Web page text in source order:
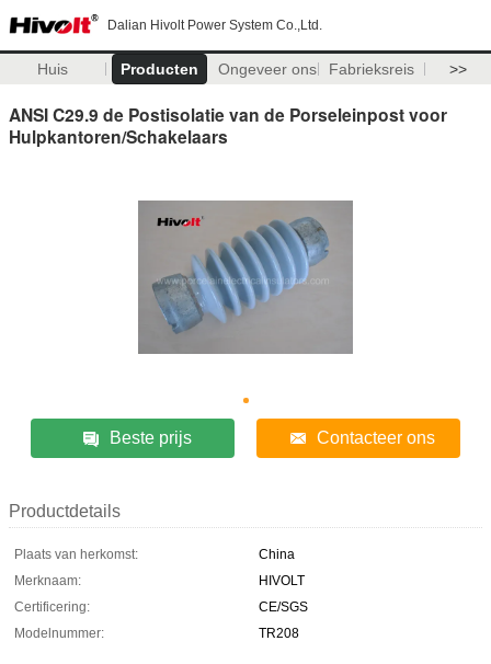
Dalian Hivolt Power System Co.,Ltd.
Huis Producten Ongeveer ons Fabrieksreis >>
ANSI C29.9 de Postisolatie van de Porseleinpost voor
Hulpkantoren/Schakelaars
Beste prijs Contacteer ons
Productdetails
Plaats van herkomst:
China
Merknaam:
HIVOLT
Certificering:
CE/SGS
Modelnummer:
TR208